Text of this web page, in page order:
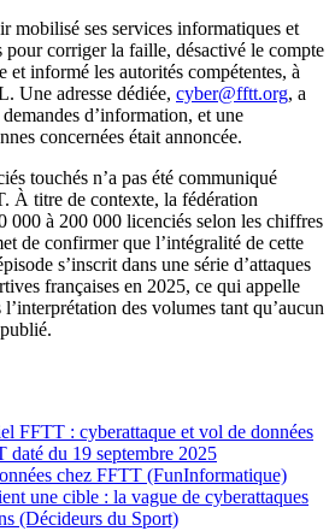
mobilisé ses services informatiques et
pour corriger la faille, désactivé le compte
et informé les autorités compétentes, à
Une adresse dédiée, cyber@fftt.org, a
d’information, et une
concernées était annoncée.
touchés n’a pas été communiqué
À titre de contexte, la fédération
000 à 200 000 licenciés selon les chiffres
de confirmer que l’intégralité de cette
s’inscrit dans une série d’attaques
françaises en 2025, ce qui appelle
des volumes tant qu’aucun
FFTT : cyberattaque et vol de données
du 19 septembre 2025
chez FFTT (FunInformatique)
une cible : la vague de cyberattaques
(Décideurs du Sport)